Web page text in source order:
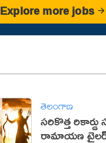
Explore more jobs
తెలంగాణ
సరికొత్త రికార్డు
రామాయణ